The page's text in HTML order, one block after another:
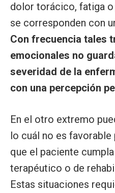
dolor torácico, fatiga
se corresponden con
Con frecuencia tales
emocionales no
severidad de la
con una percepción
En el otro extremo
lo cuál no es
que el paciente
terapéutico o de
Estas situaciones